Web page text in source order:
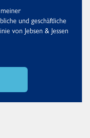
und geschäftliche
von Jebsen & Jessen